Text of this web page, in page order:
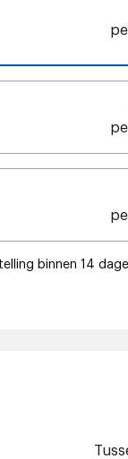
binnen 14